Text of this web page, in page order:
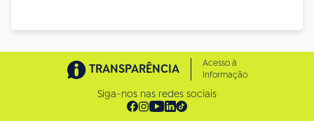
TRANSPARÊNCIA
Acesso à
Informação
Siga-nos nas redes sociais